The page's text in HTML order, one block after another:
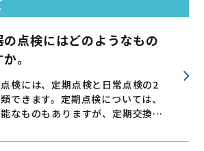
の点検にはどのようなもの
。
検には、定期点検と日常点検の2
できます。定期点検については、
なものもありますが、定期交換…